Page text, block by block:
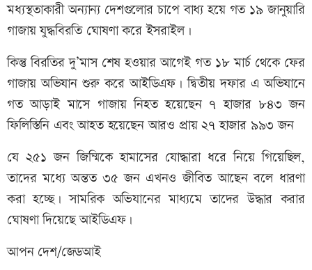
মধ্যস্থতাকারী অন্যান্য দেশগুলোর চাপে বাধ্য হয়ে গত ১৯ জানুয়ারি
গাজায় যুদ্ধবিরতি ঘোষণা করে ইসরাইল।
কিন্তু বিরতির দু’মাস শেষ হওয়ার আগেই গত ১৮ মার্চ থেকে ফের
গাজায় অভিযান শুরু করে আইডিএফ। দ্বিতীয় দফার এ অভিযানে
গত আড়াই মাসে গাজায় নিহত হয়েছেন ৭ হাজার ৮৪৩ জন
ফিলিস্তিনি এবং আহত হয়েছেন আরও প্রায় ২৭ হাজার ৯৯৩ জন
যে ২৫১ জন জিম্মিকে হামাসের যোদ্ধারা ধরে নিয়ে গিয়েছিল,
তাদের মধ্যে অন্তত ৩৫ জন এখনও জীবিত আছেন বলে ধারণা
করা হচ্ছে। সামরিক অভিযানের মাধ্যমে তাদের উদ্ধার করার
ঘোষণা দিয়েছে আইডিএফ।
আপন দেশ/জেডআই